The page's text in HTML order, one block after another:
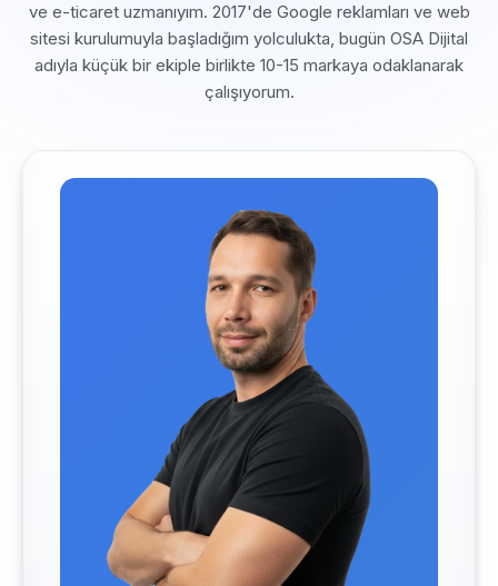
ve e-ticaret uzmanıyım. 2017'de Google reklamları ve web
sitesi kurulumuyla başladığım yolculukta, bugün OSA Dijital
adıyla küçük bir ekiple birlikte 10-15 markaya odaklanarak
çalışıyorum.